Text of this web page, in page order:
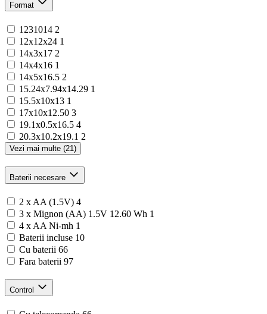
Format
1231014 2
12x12x24 1
14x3x17 2
14x4x16 1
14x5x16.5 2
15.24x7.94x14.29 1
15.5x10x13 1
17x10x12.50 3
19.1x0.5x16.5 4
20.3x10.2x19.1 2
Vezi mai multe (21)
Baterii necesare
2 x AA (1.5V) 4
3 x Mignon (AA) 1.5V 12.60 Wh 1
4 x AA Ni-mh 1
Baterii incluse 10
Cu baterii 66
Fara baterii 97
Control